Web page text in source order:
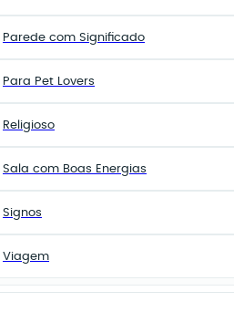
Parede com Significado
Para Pet Lovers
Religioso
Sala com Boas Energias
Signos
Viagem